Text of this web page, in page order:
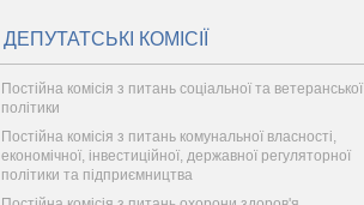
ДЕПУТАТСЬКІ КОМІСІЇ
Постійна комісія з питань соціальної та ветеранської
політики
Постійна комісія з питань комунальної власності,
економічної, інвестиційної, державної регуляторної
політики та підприємництва